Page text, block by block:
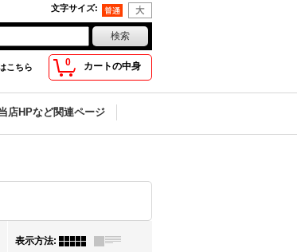
文字サイズ:
0 カートの中身
こちら
店HPなど関連ページ
表示方法: